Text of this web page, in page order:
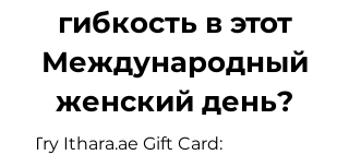
гибкость в этот
Международный
женский день?
Try Ithara.ae Gift Card: